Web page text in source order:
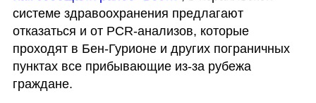
системе здравоохранения предлагают
отказаться и от PCR-анализов, которые
проходят в Бен-Гурионе и других пограничных
пунктах все прибывающие из-за рубежа
граждане.